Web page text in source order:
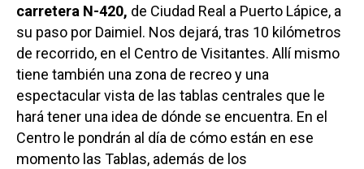
carretera N-420, de Ciudad Real a Puerto Lápice, a
su paso por Daimiel. Nos dejará, tras 10 kilómetros
de recorrido, en el Centro de Visitantes. Allí mismo
tiene también una zona de recreo y una
espectacular vista de las tablas centrales que le
hará tener una idea de dónde se encuentra. En el
Centro le pondrán al día de cómo están en ese
momento las Tablas, además de los